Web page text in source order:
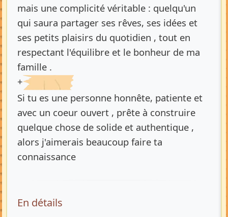
mais une complicité véritable : quelqu'un
qui saura partager ses rêves, ses idées et
ses petits plaisirs du quotidien , tout en
respectant l'équilibre et le bonheur de ma
famille .
+
Si tu es une personne honnête, patiente et
avec un coeur ouvert , prête à construire
quelque chose de solide et authentique ,
alors j'aimerais beaucoup faire ta
connaissance
En détails